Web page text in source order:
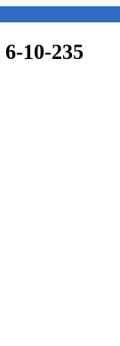
10-235